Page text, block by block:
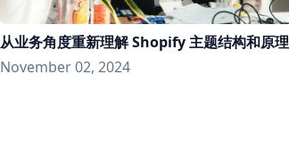
从业务角度重新理解 Shopify 主题结构和原理
November 02, 2024